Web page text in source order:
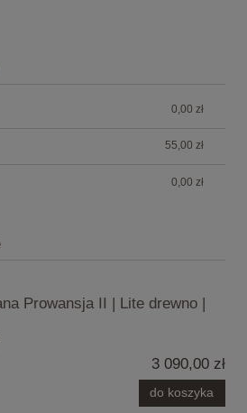
kosztów płatności
0,00 zł
55,00 zł
0,00 zł
Prowansja II | Lite drewno |
3 090,00 zł
do koszyka